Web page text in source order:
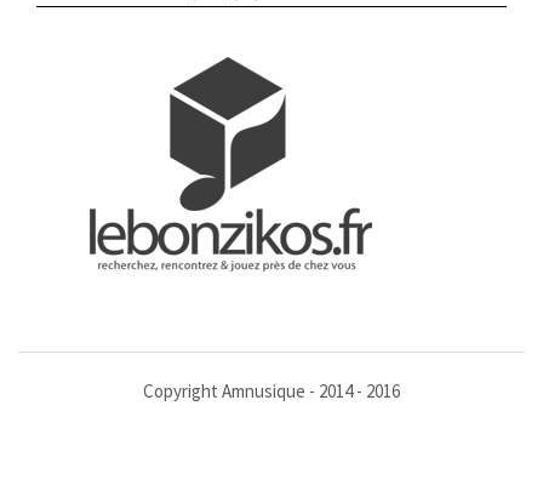
Copyright Amnusique - 2014 - 2016